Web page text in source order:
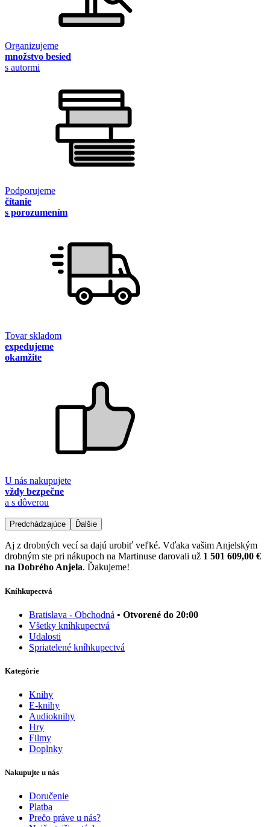
Organizujeme
množstvo besied
s autormi
Podporujeme
čítanie
s porozumením
Tovar skladom
expedujeme
okamžite
U nás nakupujete
vždy bezpečne
a s dôverou
Predchádzajúce Ďalšie
Aj z drobných vecí sa dajú urobiť veľké. Vďaka vašim Anjelským
drobným ste pri nákupoch na Martinuse darovali už 1 501 609,00 €
na Dobrého Anjela. Ďakujeme!
Kníhkupectvá
Bratislava - Obchodná • Otvorené do 20:00
Všetky kníhkupectvá
Udalosti
Spriatelené kníhkupectvá
Kategórie
Knihy
E-knihy
Audioknihy
Hry
Filmy
Doplnky
Nakupujte u nás
Doručenie
Platba
Prečo práve u nás?